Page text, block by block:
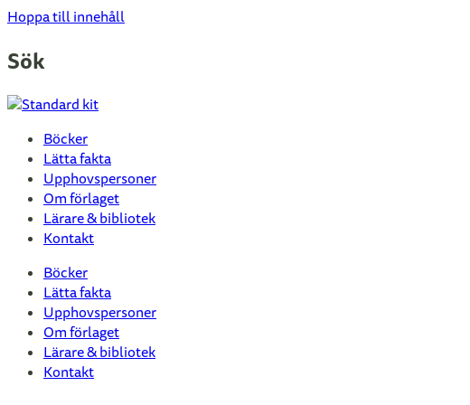
Hoppa till innehåll
Sök
Böcker
Lätta fakta
Upphovspersoner
Om förlaget
Lärare & bibliotek
Kontakt
Böcker
Lätta fakta
Upphovspersoner
Om förlaget
Lärare & bibliotek
Kontakt